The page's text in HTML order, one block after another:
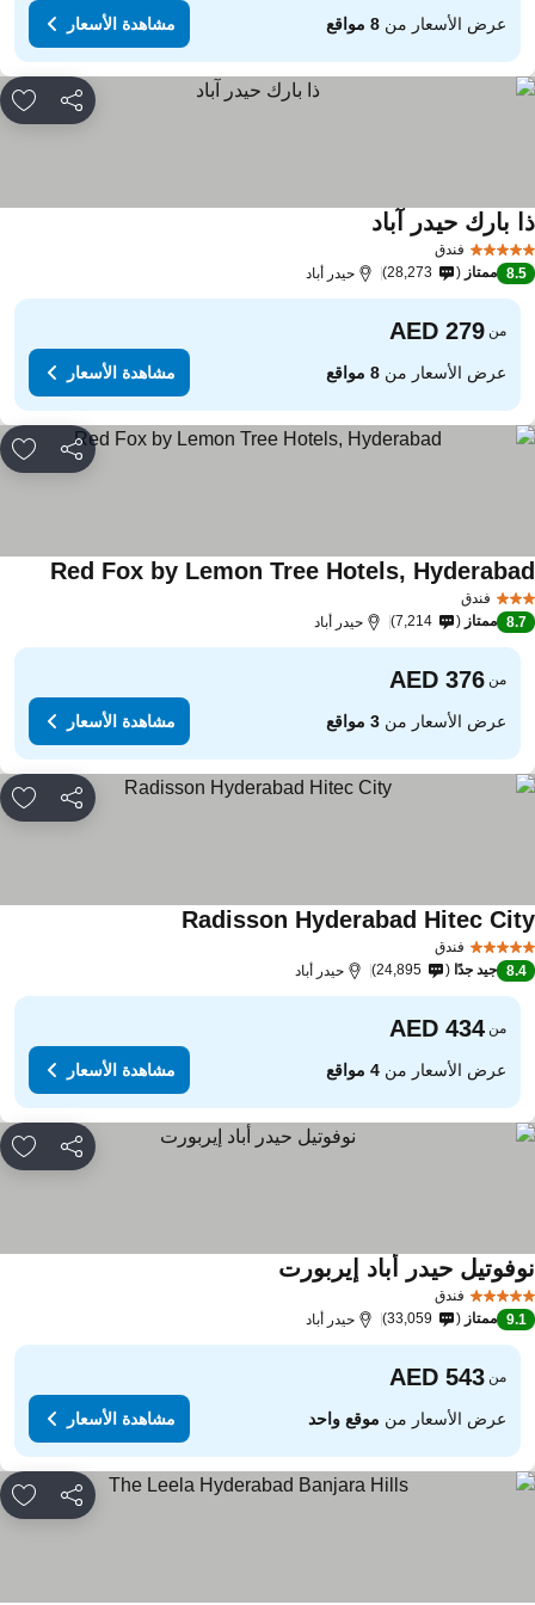
عرض الأسعار من8 مواقع مشاهدة الأسعار
مشاركة
فندق
بارك حيدر آبادمشاهدة الأسعار
8.5 ممتاز 28,273 حيدر أباد
من
عرض الأسعار من8 مواقع مشاهدة الأسعار
مشاركة
فندق
Red Fox by Lemon Tree Hotels,
8.7 ممتاز 7,214 حيدر أباد
من
عرض الأسعار من3 مواقع مشاهدة الأسعار
مشاركة
فندق
Radisson Hyderabad Hitecمشاهدة الأسعار
8.4 جيد جدًا 24,895 حيدر أباد
من
عرض الأسعار من4 مواقع مشاهدة الأسعار
مشاركة
فندق
حيدر أباد إيربورتمشاهدة الأسعار
9.1 ممتاز 33,059 حيدر أباد
من
عرض الأسعار منموقع واحد مشاهدة الأسعار
مشاركة